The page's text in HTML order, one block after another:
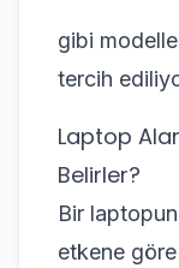
gibi
tercih
Laptop
Belirler?
Bir
etkene göre